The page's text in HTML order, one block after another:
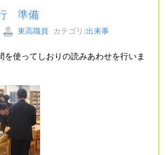
準備
東高職員 カテゴリ:出来事
を使ってしおりの読みあわせを行いま